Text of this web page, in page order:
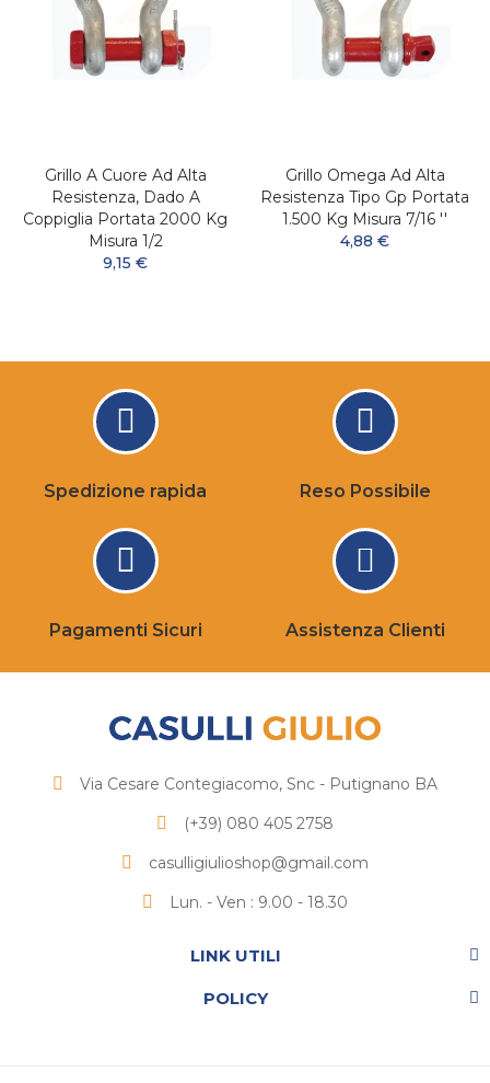
Grillo A Cuore Ad Alta
Resistenza, Dado A
Coppiglia Portata 2000 Kg
Misura 1/2
9,15 €
Grillo Omega Ad Alta
Resistenza Tipo Gp Portata
1.500 Kg Misura 7/16 ''
4,88 €
Spedizione rapida Reso Possibile
Pagamenti Sicuri Assistenza Clienti
Via Cesare Contegiacomo, Snc - Putignano BA
(+39) 080 405 2758
casulligiulioshop@gmail.com
Lun. - Ven : 9.00 - 18.30
LINK UTILI
POLICY